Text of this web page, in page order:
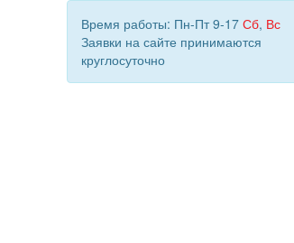
Время работы: Пн-Пт 9-17 Сб, Вс
Заявки на сайте принимаются
круглосуточно